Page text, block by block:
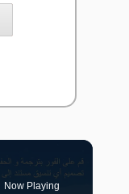
Now Playing